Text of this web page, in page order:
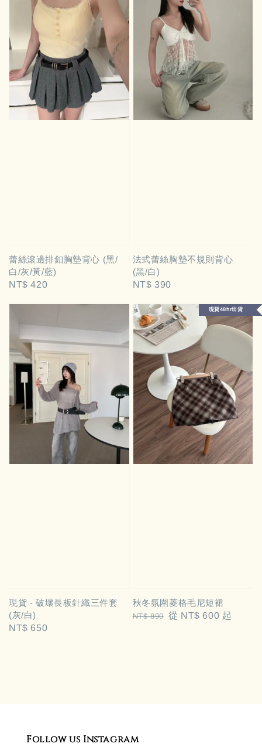
蕾絲滾邊排釦胸墊背心 (黑/
白/灰/黃/藍)
Regular
NT$ 420
法式蕾絲胸墊不規則背心
(黑/白)
Regular
NT$ 390
現貨 - 破壞長板針織三件套
(灰/白)
Regular
NT$ 650
現貨48hr出貨
秋冬氛圍菱格毛尼短裙
Regular
NT$ 890 Sale
從 NT$ 600 起
Follow us Instagram